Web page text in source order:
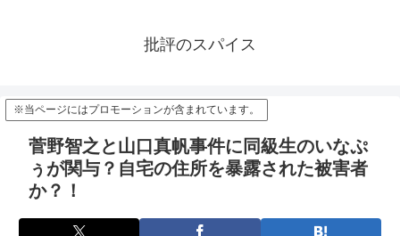
批評のスパイス
※当ページにはプロモーションが含まれています。
菅野智之と山口真帆事件に同級生のいなぷ
ぅが関与？自宅の住所を暴露された被害者
か？！